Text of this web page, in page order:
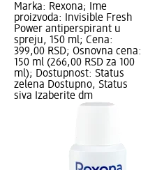
Marka: Rexona; Ime
proizvoda: Invisible Fresh
Power antiperspirant u
spreju, 150 ml; Cena:
399,00 RSD; Osnovna cena:
150 ml (266,00 RSD za 100
ml); Dostupnost: Status
zelena Dostupno, Status
siva Izaberite dm